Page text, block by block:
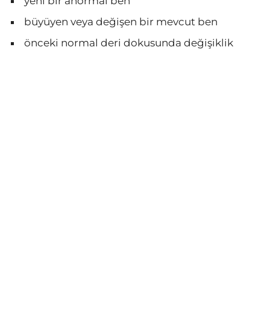
büyüyen veya değişen bir mevcut ben
önceki normal deri dokusunda değişiklik